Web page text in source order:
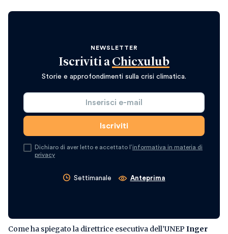
NEWSLETTER
Iscriviti a Chicxulub
Storie e approfondimenti sulla crisi climatica.
Dichiaro di aver letto e accettato l’informativa in materia di
privacy
Settimanale Anteprima
Come ha spiegato la direttrice esecutiva dell’UNEP Inger